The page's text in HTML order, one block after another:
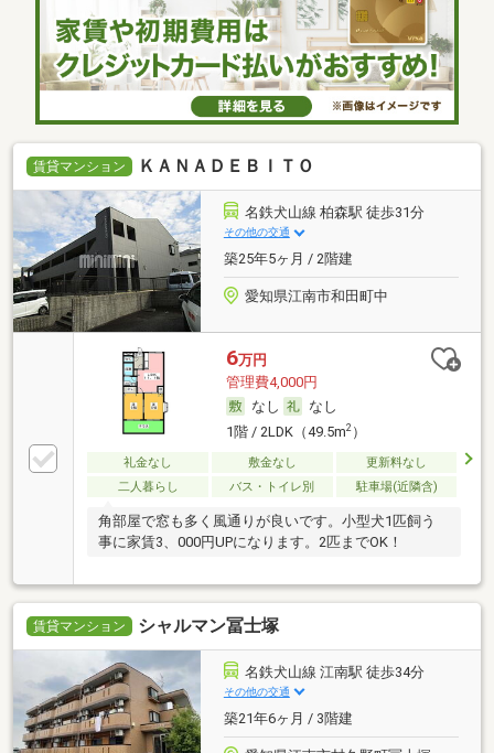
賃貸マンション ＫＡＮＡＤＥＢＩＴＯ
名鉄犬山線 柏森駅 徒歩31分
その他の交通
築25年5ヶ月 / 2階建
愛知県江南市和田町中
6万円
管理費4,000円
なし
なし
1階 / 2LDK（49.5m2）
礼金なし 敷金なし
更新料なし
二人暮らし
バス・トイレ別 駐車場(近隣含)
角部屋で窓も多く風通りが良いです。小型犬1匹飼う
事に家賃3、000円UPになります。2匹までOK！
賃貸マンション シャルマン冨士塚
名鉄犬山線 江南駅 徒歩34分
その他の交通
築21年6ヶ月 / 3階建